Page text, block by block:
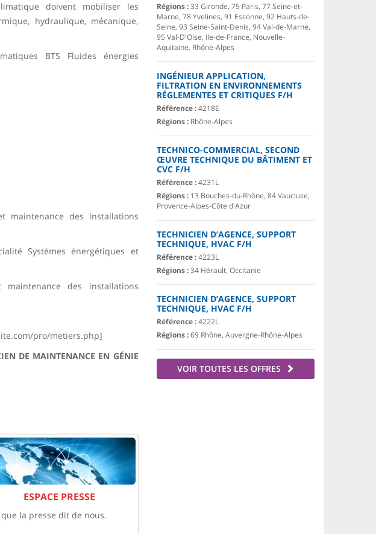
doivent mobiliser les
hydraulique, mécanique,
BTS Fluides énergies
maintenance des installations
Systèmes énergétiques et
des installations
pro/metiers.php]
DE MAINTENANCE EN GÉNIE
Régions :33 Gironde, 75 Paris, 77 Seine-et-
Marne, 78 Yvelines, 91 Essonne, 92 Hauts-de-
Seine, 93 Seine-Saint-Denis, 94 Val-de-Marne,
95 Val-D'Oise, Ile-de-France, Nouvelle-
Aquitaine, Rhône-Alpes
INGÉNIEUR APPLICATION,
FILTRATION EN ENVIRONNEMENTS
RÉGLEMENTES ET CRITIQUES F/H
Référence :4218E
Régions :Rhône-Alpes
TECHNICO-COMMERCIAL, SECOND
ŒUVRE TECHNIQUE DU BÂTIMENT ET
CVC F/H
Référence :4231L
Régions :13 Bouches-du-Rhône, 84 Vaucluse,
Provence-Alpes-Côte d'Azur
TECHNICIEN D’AGENCE, SUPPORT
TECHNIQUE, HVAC F/H
Référence :4223L
Régions :34 Hérault, Occitanie
TECHNICIEN D’AGENCE, SUPPORT
TECHNIQUE, HVAC F/H
Référence :4222L
Régions :69 Rhône, Auvergne-Rhône-Alpes
VOIR TOUTES LES OFFRES
ESPACE PRESSE
que la presse dit de nous.